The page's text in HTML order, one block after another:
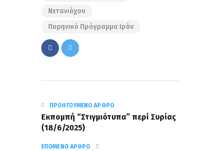
Νετανιάχου
Πυρηνικό Πρόγραμμα Ιράν
ΠΡΟΗΓΟΎΜΕΝΟ ΆΡΘΡΟ
Εκπομπή “Στιγμιότυπα” περί Συρίας
(18/6/2025)
ΕΠΌΜΕΝΟ ΆΡΘΡΟ